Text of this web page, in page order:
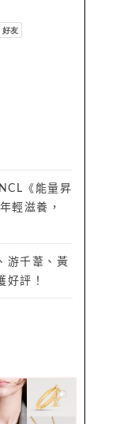
《能量昇
輕滋養，
游千葦、黃
好評！